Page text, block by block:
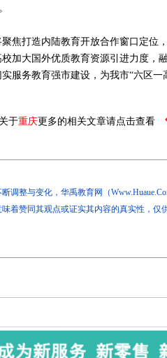
打造内陆教育开放合作窗口定位
加大国外优质教育资源引进力度，
服务教育强市建设，为我市“六区一
关于重庆更多的相关文章请点击查看
调整与变化，华禹教育网（
着赞同其观点或证实其内容的真实性，仅